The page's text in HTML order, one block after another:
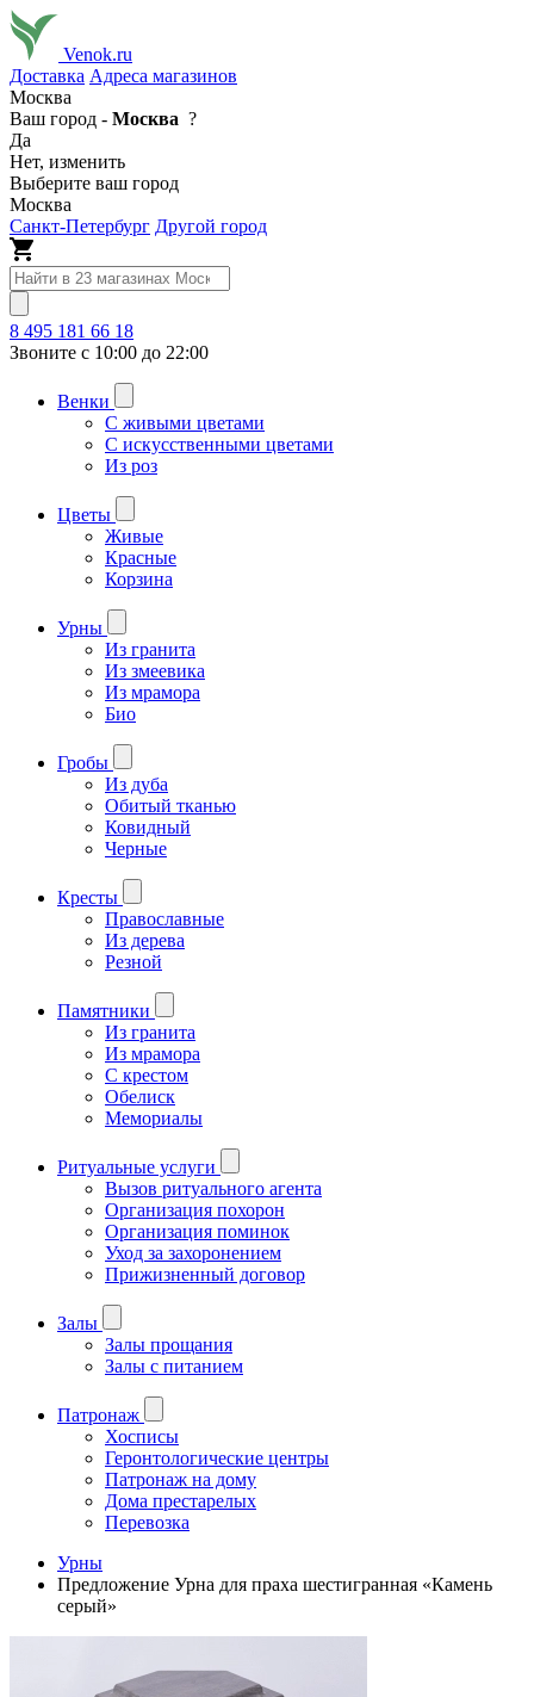
Venok.ru
Доставка Адреса магазинов
Москва
Ваш город - Москва ?
Да
Нет, изменить
Выберите ваш город
Москва
Санкт-Петербург Другой город
8 495 181 66 18
Звоните с 10:00 до 22:00
Венки
С живыми цветами
С искусственными цветами
Из роз
Цветы
Живые
Красные
Корзина
Урны
Из гранита
Из змеевика
Из мрамора
Био
Гробы
Из дуба
Обитый тканью
Ковидный
Черные
Кресты
Православные
Из дерева
Резной
Памятники
Из гранита
Из мрамора
С крестом
Обелиск
Мемориалы
Ритуальные услуги
Вызов ритуального агента
Организация похорон
Организация поминок
Уход за захоронением
Прижизненный договор
Залы
Залы прощания
Залы с питанием
Патронаж
Хосписы
Геронтологические центры
Патронаж на дому
Дома престарелых
Перевозка
Урны
Предложение Урна для праха шестигранная «Камень
серый»